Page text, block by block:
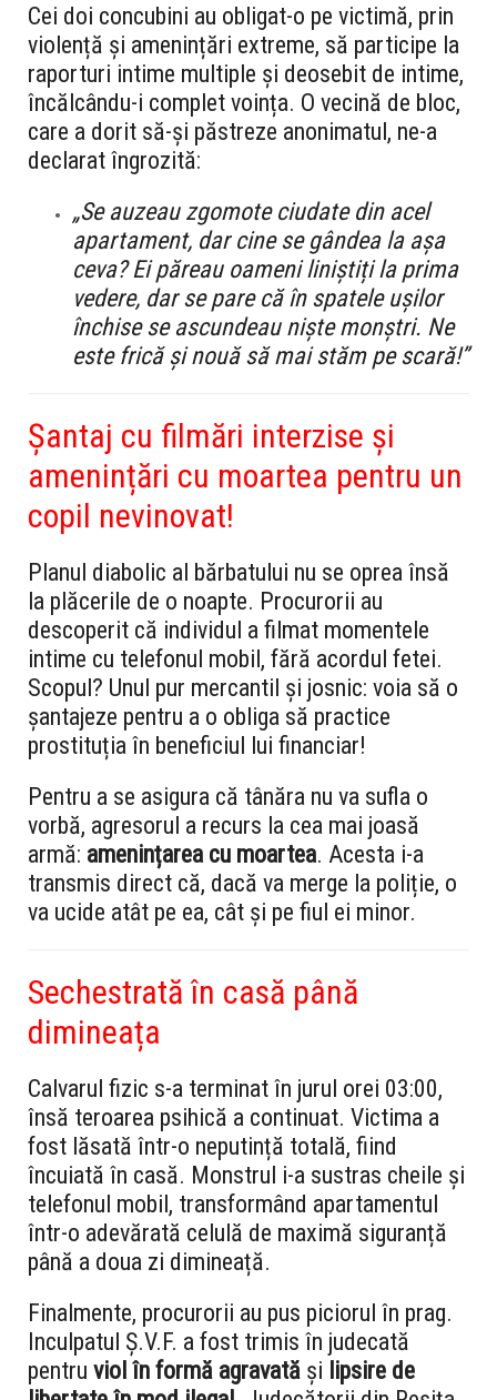
Cei doi concubini au obligat-o pe victimă, prin
violență și amenințări extreme, să participe la
raporturi intime multiple și deosebit de intime,
încălcându-i complet voința. O vecină de bloc,
care a dorit să-și păstreze anonimatul, ne-a
declarat îngrozită:
„Se auzeau zgomote ciudate din acel
apartament, dar cine se gândea la așa
ceva? Ei păreau oameni liniștiți la prima
vedere, dar se pare că în spatele ușilor
închise se ascundeau niște monștri. Ne
este frică și nouă să mai stăm pe scară!”
Șantaj cu filmări interzise și
amenințări cu moartea pentru un
copil nevinovat!
Planul diabolic al bărbatului nu se oprea însă
la plăcerile de o noapte. Procurorii au
descoperit că individul a filmat momentele
intime cu telefonul mobil, fără acordul fetei.
Scopul? Unul pur mercantil și josnic: voia să o
șantajeze pentru a o obliga să practice
prostituția în beneficiul lui financiar!
Pentru a se asigura că tânăra nu va sufla o
vorbă, agresorul a recurs la cea mai joasă
armă: amenințarea cu moartea. Acesta i-a
transmis direct că, dacă va merge la poliție, o
va ucide atât pe ea, cât și pe fiul ei minor.
Sechestrată în casă până
dimineața
Calvarul fizic s-a terminat în jurul orei 03:00,
însă teroarea psihică a continuat. Victima a
fost lăsată într-o neputință totală, fiind
încuiată în casă. Monstrul i-a sustras cheile și
telefonul mobil, transformând apartamentul
într-o adevărată celulă de maximă siguranță
până a doua zi dimineață.
Finalmente, procurorii au pus piciorul în prag.
Inculpatul Ș.V.F. a fost trimis în judecată
pentru viol în formă agravată și lipsire de